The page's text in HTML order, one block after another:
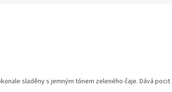
sladěny s jemným tónem zeleného čaje. Dává pocit